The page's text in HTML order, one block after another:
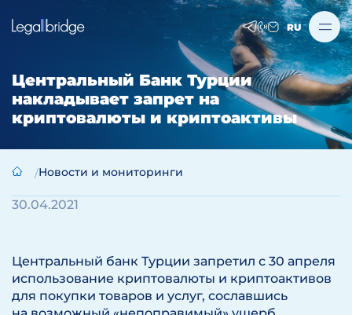
RU
Центральный Банк Турции
накладывает запрет на
криптовалюты и криптоактивы
Новости и мониторинги
30.04.2021
Центральный банк Турции запретил с 30 апреля
использование криптовалюты и криптоактивов
для покупки товаров и услуг, сославшись